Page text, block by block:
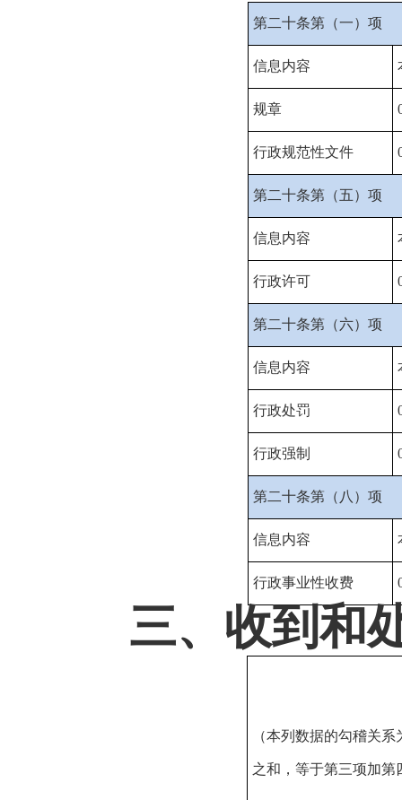
第二十条第（一）项
信息内容
规章
行政规范性文件
第二十条第（五）项
信息内容
行政许可
第二十条第（六）项
信息内容
行政处罚
行政强制
第二十条第（八）项
信息内容
行政事业性收费
三、收到和
（本列数据的勾稽关
之和，等于第三项加第